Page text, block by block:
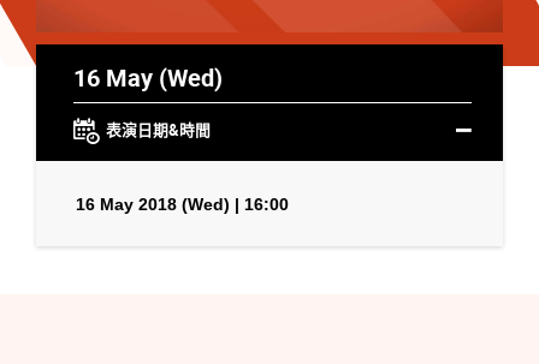
16 May (Wed)
表演日期&時間
16 May 2018 (Wed) | 16:00